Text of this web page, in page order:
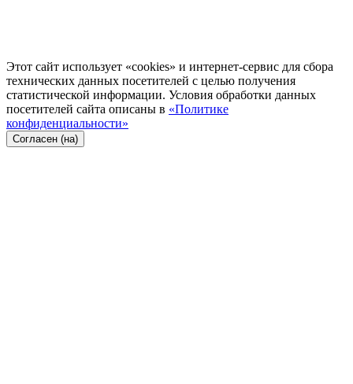
Этот сайт использует «cookies» и интернет-сервис для сбора
технических данных посетителей с целью получения
статистической информации. Условия обработки данных
посетителей сайта описаны в «Политике
конфиденциальности»
Согласен (на)